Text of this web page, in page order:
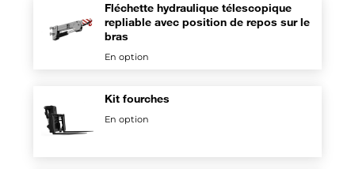
Fléchette hydraulique télescopique
repliable avec position de repos sur le
bras
En option
Kit fourches
En option